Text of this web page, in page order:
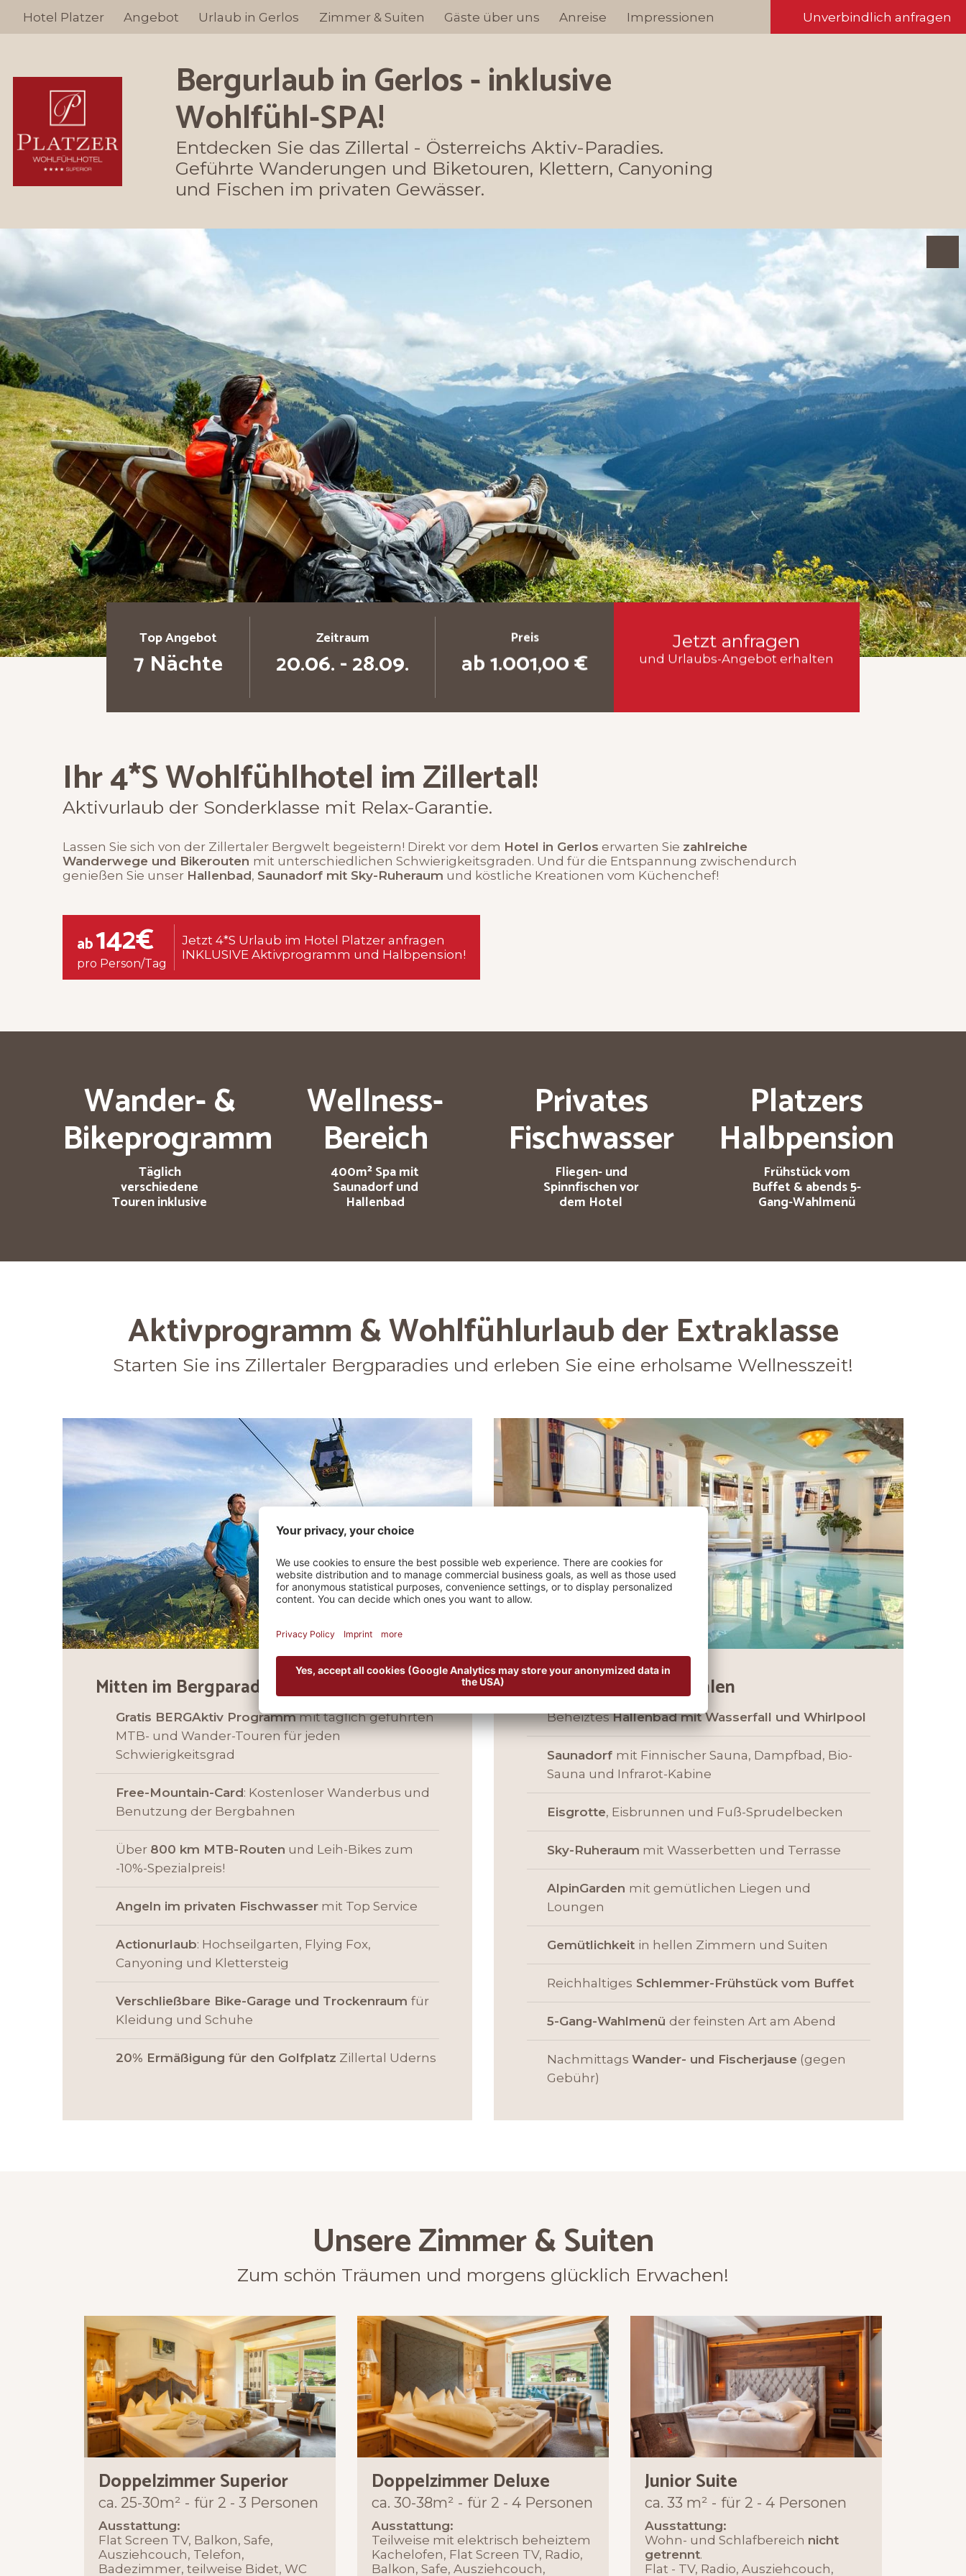
Hotel Platzer Angebot Urlaub in Gerlos Zimmer & Suiten Gäste über uns Anreise Impressionen
Bergurlaub in Gerlos - inklusive
Wohlfühl-SPA!
Entdecken Sie das Zillertal - Österreichs Aktiv-Paradies.
Geführte Wanderungen und Biketouren, Klettern, Canyoning
und Fischen im privaten Gewässer.
Hotel Platzer Angebot Urlaub in Gerlos Zimmer & Suiten Gäste über uns Anreise Impressionen Unverbindlich anfragen
Top Angebot
7 Nächte
Zeitraum
20.06. - 28.09.
Preis
ab 1.001,00 €
Jetzt anfragen
und Urlaubs-Angebot erhalten
Ihr 4*S Wohlfühlhotel im Zillertal!
Aktivurlaub der Sonderklasse mit Relax-Garantie.
Lassen Sie sich von der Zillertaler Bergwelt begeistern! Direkt vor dem Hotel in Gerlos erwarten Sie zahlreiche
Wanderwege und Bikerouten mit unterschiedlichen Schwierigkeitsgraden. Und für die Entspannung zwischendurch
genießen Sie unser Hallenbad, Saunadorf mit Sky-Ruheraum und köstliche Kreationen vom Küchenchef!
ab142€
pro Person/Tag
Jetzt 4*S Urlaub im Hotel Platzer anfragen
INKLUSIVE Aktivprogramm und Halbpension!
Wander- &
Bikeprogramm
Täglich
verschiedene
Touren inklusive
Wellness-
Bereich
400m² Spa mit
Saunadorf und
Hallenbad
Privates
Fischwasser
Fliegen- und
Spinnfischen vor
dem Hotel
Platzers
Halbpension
Frühstück vom
Buffet & abends 5-
Gang-Wahlmenü
Aktivprogramm & Wohlfühlurlaub der Extraklasse
Starten Sie ins Zillertaler Bergparadies und erleben Sie eine erholsame Wellnesszeit!
Mitten im Bergparadies des Zillertals
Gratis BERGAktiv Programmmit täglich geführten
MTB- und Wander-Touren für jeden
Schwierigkeitsgrad
Free-Mountain-Card: Kostenloser Wanderbus und
Benutzung der Bergbahnen
Über 800 km MTB-Routen und Leih-Bikes zum
-10%-Spezialpreis!
Angeln im privaten Fischwassermit Top Service
Actionurlaub: Hochseilgarten, Flying Fox,
Canyoning und Klettersteig
Verschließbare Bike-Garage und Trockenraum für
Kleidung und Schuhe
20% Ermäßigung für den Golfplatz Zillertal Uderns
Wellness und Wohlfühlen
BeheiztesHallenbad mit Wasserfall und Whirlpool
Saunadorf mit Finnischer Sauna, Dampfbad, Bio-
Sauna und Infrarot-Kabine
Eisgrotte, Eisbrunnen und Fuß-Sprudelbecken
Sky-Ruheraum mit Wasserbetten und Terrasse
AlpinGarden mit gemütlichen Liegen und
Loungen
Gemütlichkeit in hellen Zimmern und Suiten
Reichhaltiges Schlemmer-Frühstück vom Buffet
5-Gang-Wahlmenü der feinsten Art am Abend
Nachmittags Wander- und Fischerjause (gegen
Gebühr)
Unsere Zimmer & Suiten
Zum schön Träumen und morgens glücklich Erwachen!
Doppelzimmer Superior
ca. 25-30m² für 2 - 3 Personen
Ausstattung:
Flat Screen TV, Balkon, Safe,
Ausziehcouch, Telefon,
Badezimmer, teilweise Bidet, WC
Doppelzimmer Deluxe
ca. 30-38m² für 2 - 4 Personen
Ausstattung:
Teilweise mit elektrisch beheiztem
Kachelofen, Flat Screen TV, Radio,
Balkon, Safe, Ausziehcouch,
Junior Suite
ca. 33 m² für 2 - 4 Personen
Ausstattung:
Wohn- und Schlafbereich nicht
getrennt.
Flat - TV, Radio, Ausziehcouch,